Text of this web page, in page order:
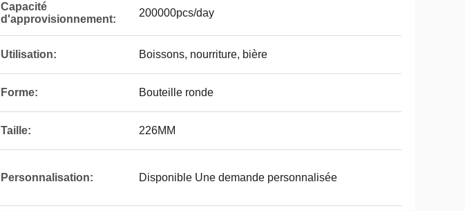
Capacité
d'approvisionnement:
200000pcs/day
Utilisation: Boissons, nourriture, bière
Forme: Bouteille ronde
Taille: 226MM
Personnalisation: Disponible Une demande personnalisée